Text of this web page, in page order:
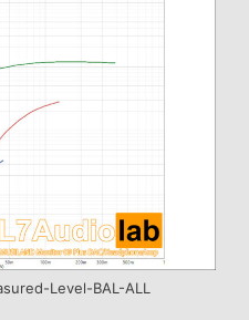
Level-BAL-ALL